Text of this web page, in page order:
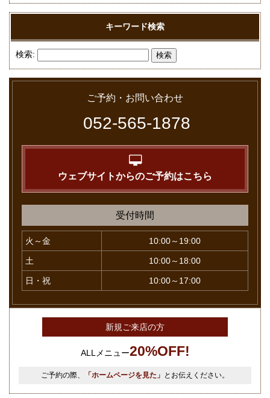
キーワード検索
検索:
ご予約・お問い合わせ
052-565-1878
ウェブサイトからのご予約はこちら
受付時間
火～金 10:00～19:00
土 10:00～18:00
日・祝 10:00～17:00
新規ご来店の方
ALLメニュー20%OFF!
ご予約の際、 「ホームページを見た」 とお伝えください。